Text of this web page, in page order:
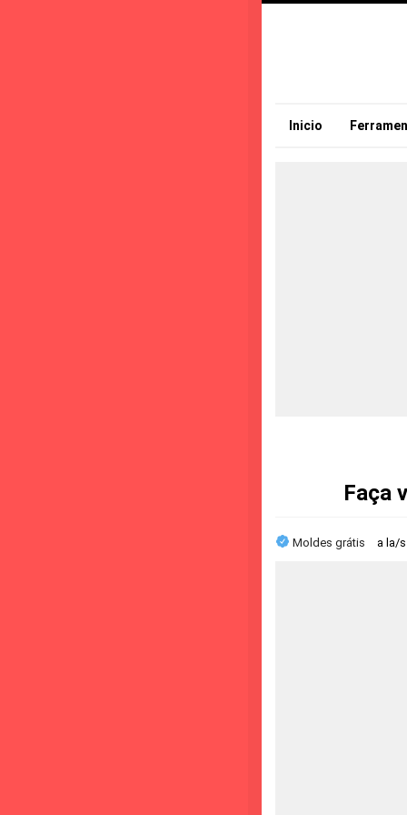
Inicio
Faça
Moldes grátis a la/